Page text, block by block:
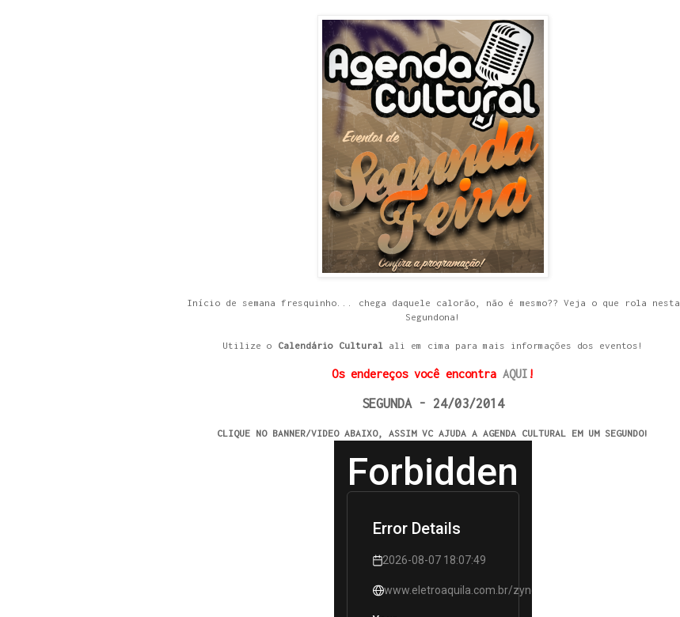
Início de semana fresquinho... chega daquele calorão, não é mesmo?? Veja o que rola nesta
Segundona!
Utilize o Calendário Cultural ali em cima para mais informações dos eventos!
Os endereços você encontra AQUI !
SEGUNDA - 24/03/2014
CLIQUE NO BANNER/VIDEO ABAIXO, ASSIM VC AJUDA A AGENDA CULTURAL EM UM SEGUNDO!